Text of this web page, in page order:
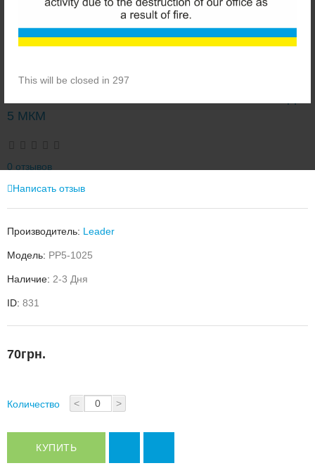
This will be closed in 296
5 МКМ
0 отзывов
Написать отзыв
Производитель: Leader
Модель: PP5-1025
Наличие: 2-3 Дня
ID: 831
70грн.
Количество < >
КУПИТЬ